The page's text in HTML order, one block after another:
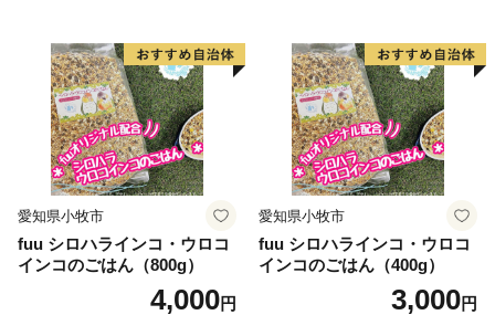
の伊勢エビ等を対象とした刺し網漁業とアワビ、トコブ
シ、海草等の採貝漁業がおこなわれ、沖合ではイサキ、
タイ等を対象とした一本釣りやイワシ等を対象とした敷
き網（棒受け網）漁業、タチウオ、フグ等を対象とした
延べ縄漁業など、農林水産業が盛んな町です。
【印南祭り】
印南町を祭り一色に染める「印南祭り」。毎年10月2
日、日高地方の秋祭りのトップを切って行われる、宇杉
八幡と山口八幡両神社の合同秋季祭礼です。
愛知県小牧市
fuu シロハラインコ・ウロコ
インコのごはん（800g）
4,000円
愛知県小牧市
fuu シロハラインコ・ウロコ
インコのごはん（400g）
3,000円